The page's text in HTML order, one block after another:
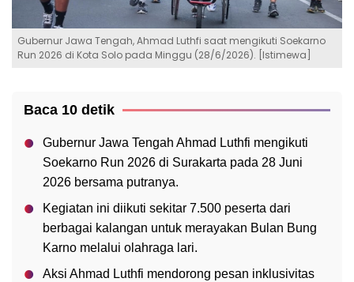
Gubernur Jawa Tengah, Ahmad Luthfi saat mengikuti Soekarno
Run 2026 di Kota Solo pada Minggu (28/6/2026). [Istimewa]
Baca 10 detik
Gubernur Jawa Tengah Ahmad Luthfi mengikuti
Soekarno Run 2026 di Surakarta pada 28 Juni
2026 bersama putranya.
Kegiatan ini diikuti sekitar 7.500 peserta dari
berbagai kalangan untuk merayakan Bulan Bung
Karno melalui olahraga lari.
Aksi Ahmad Luthfi mendorong pesan inklusivitas